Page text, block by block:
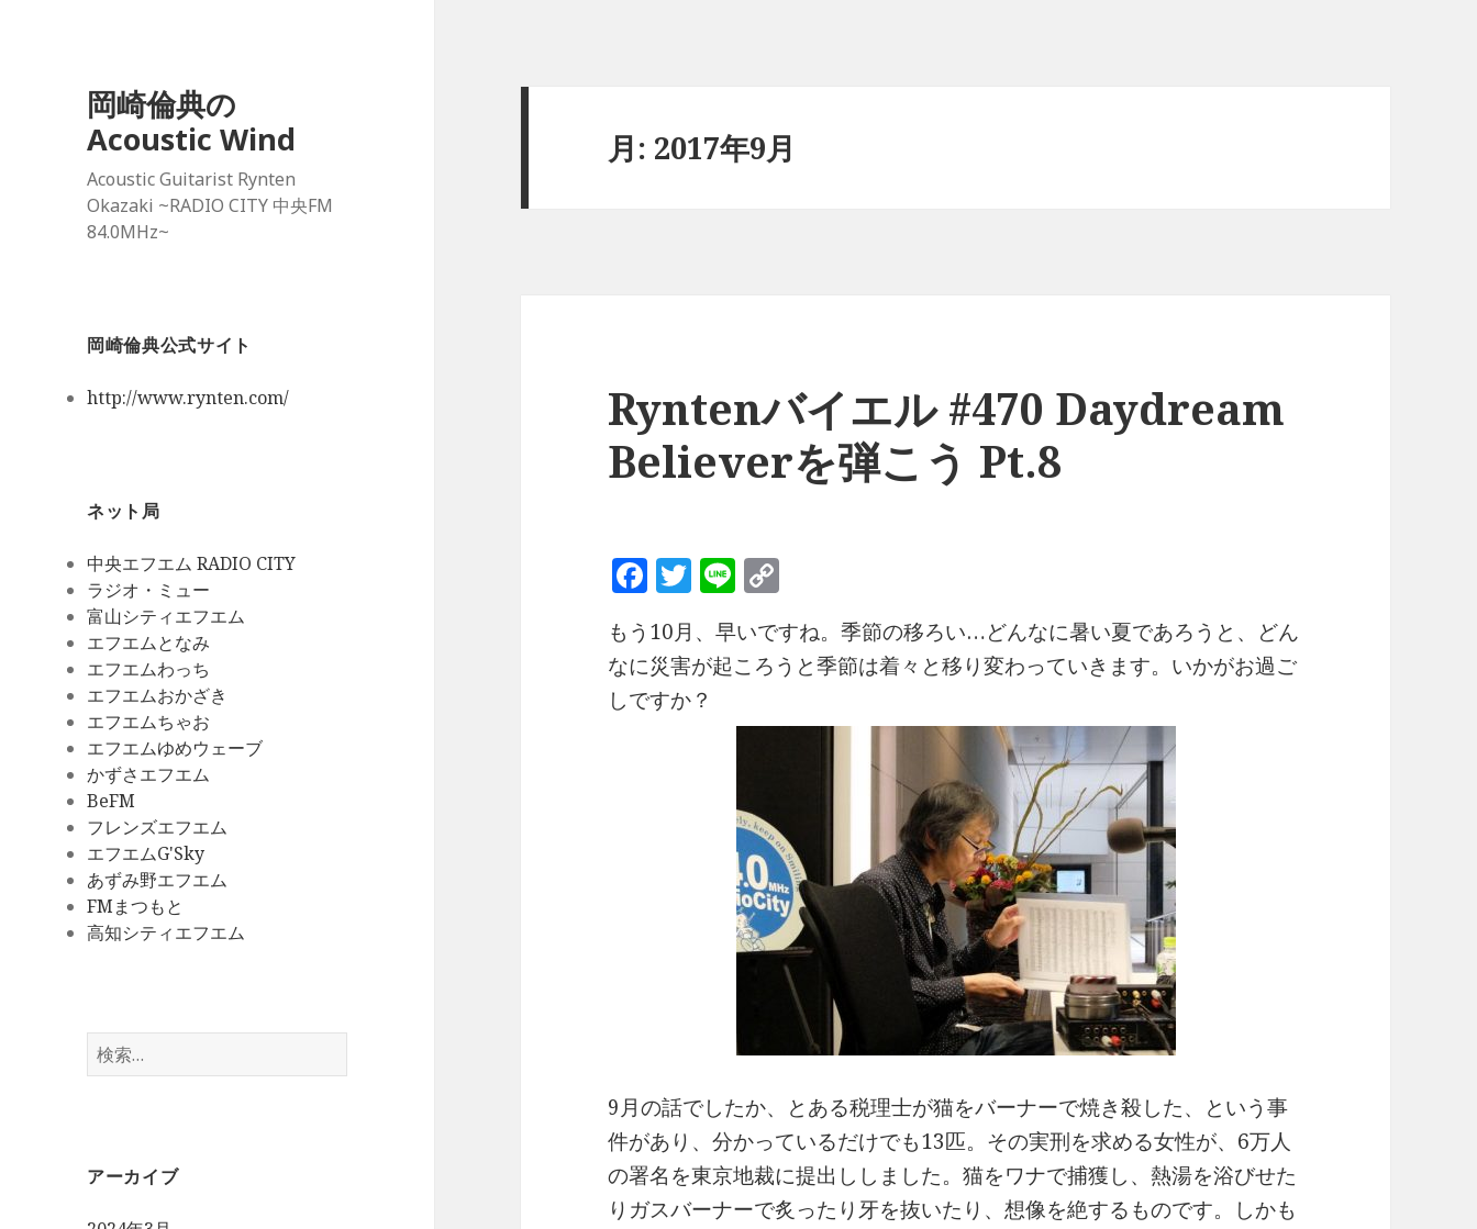
岡崎倫典の
Acoustic Wind
Acoustic Guitarist Rynten
Okazaki ~RADIO CITY 中央FM
84.0MHz~
岡崎倫典公式サイト
http://www.rynten.com/
ネット局
中央エフエム RADIO CITY
ラジオ・ミュー
富山シティエフエム
エフエムとなみ
エフエムわっち
エフエムおかざき
エフエムちゃお
エフエムゆめウェーブ
かずさエフエム
BeFM
フレンズエフエム
エフエムG'Sky
あずみ野エフエム
FMまつもと
高知シティエフエム
検
索:
アーカイブ
月: 2017年9月
Ryntenバイエル #470 Daydream
Believerを弾こう Pt.8
F
c
e
b
T
w
it
te
r
Li
e
o
p
y
Li
もう10月、早いですね。季節の移ろい…どんなに暑い夏であろうと、どん
なに災害が起ころうと季節は着々と移り変わっていきます。いかがお過ご
しですか？
9月の話でしたか、とある税理士が猫をバーナーで焼き殺した、という事
件があり、分かっているだけでも13匹。その実刑を求める女性が、6万人
の署名を東京地裁に提出ししました。猫をワナで捕獲し、熱湯を浴びせた
りガスバーナーで炙ったり牙を抜いたり、想像を絶するものです。しかも